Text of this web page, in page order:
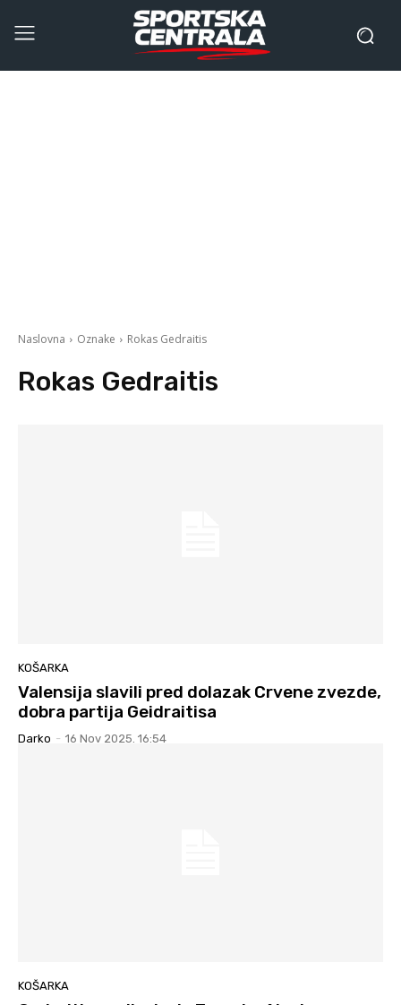
Naslovna Oznake Rokas Gedraitis
Rokas Gedraitis
KOŠARKA
Valensija slavili pred dolazak Crvene zvezde,
dobra partija Geidraitisa
Darko - 16 Nov 2025. 16:54
KOŠARKA